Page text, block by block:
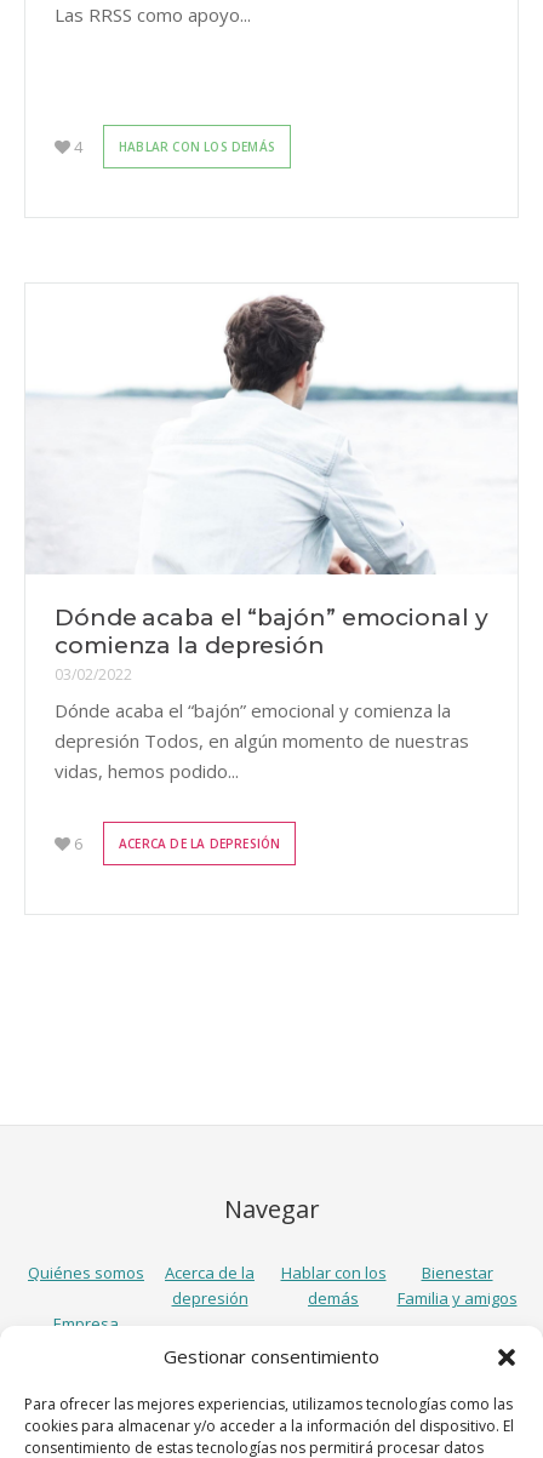
Gestionar consentimiento
Para ofrecer las mejores experiencias, utilizamos tecnologías como las
cookies para almacenar y/o acceder a la información del dispositivo. El
consentimiento de estas tecnologías nos permitirá procesar datos
Las RRSS como apoyo...
4 HABLAR CON LOS DEMÁS
Dónde acaba el “bajón” emocional y
comienza la depresión
03/02/2022
Dónde acaba el “bajón” emocional y comienza la
depresión Todos, en algún momento de nuestras
vidas, hemos podido...
6 ACERCA DE LA DEPRESIÓN
Navegar
Quiénes somos
Acerca de la
depresión
Hablar con los
demás
Bienestar
Familia y amigos
Empresa
Síguenos